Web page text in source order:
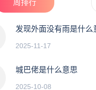
周排行
发现外面没有雨是什么
2025-11-17
城巴佬是什么意思
2025-10-08